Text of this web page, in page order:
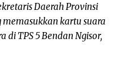
Daerah Provinsi
memasukkan kartu suara
di TPS 5 Bendan Ngisor,